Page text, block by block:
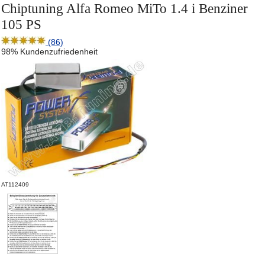
Chiptuning Alfa Romeo MiTo 1.4 i Benziner
105 PS
(86)
98% Kundenzufriedenheit
AT112409